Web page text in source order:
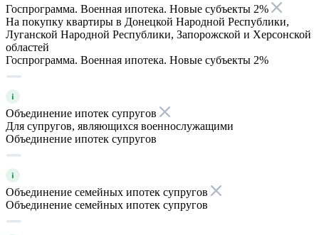
Госпрограмма. Военная ипотека. Новые субъекты 2%
На покупку квартиры в Донецкой Народной Республики,
Луганской Народной Республики, Запорожской и Херсонской
областей
Госпрограмма. Военная ипотека. Новые субъекты 2%
Объединение ипотек супругов
Для супругов, являющихся военнослужащими
Объединение ипотек супругов
Объединение семейных ипотек супругов
Объединение семейных ипотек супругов